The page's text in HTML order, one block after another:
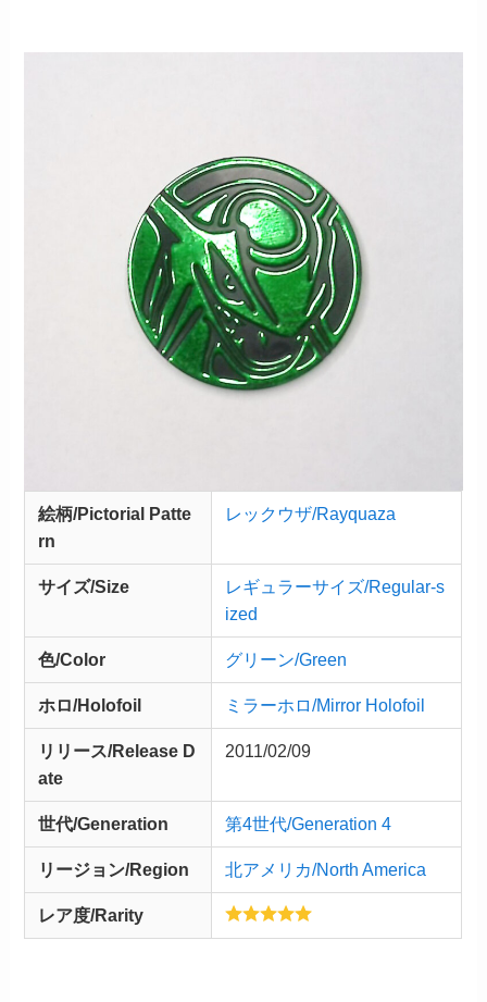
絵柄/Pictorial Patte
rn
レックウザ/Rayquaza
サイズ/Size
レギュラーサイズ/Regular-s
ized
色/Color グリーン/Green
ホロ/Holofoil ミラーホロ/Mirror Holofoil
リリース/Release D
ate
2011/02/09
世代/Generation 第4世代/Generation 4
リージョン/Region 北アメリカ/North America
レア度/Rarity